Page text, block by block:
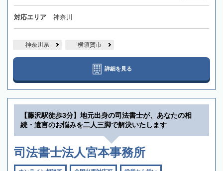
対応エリア 神奈川
神奈川県 横須賀市
詳細を見る
【藤沢駅徒歩3分】地元出身の司法書士が、あなたの相
続・遺言のお悩みを二人三脚で解決いたします
司法書士法人宮本事務所